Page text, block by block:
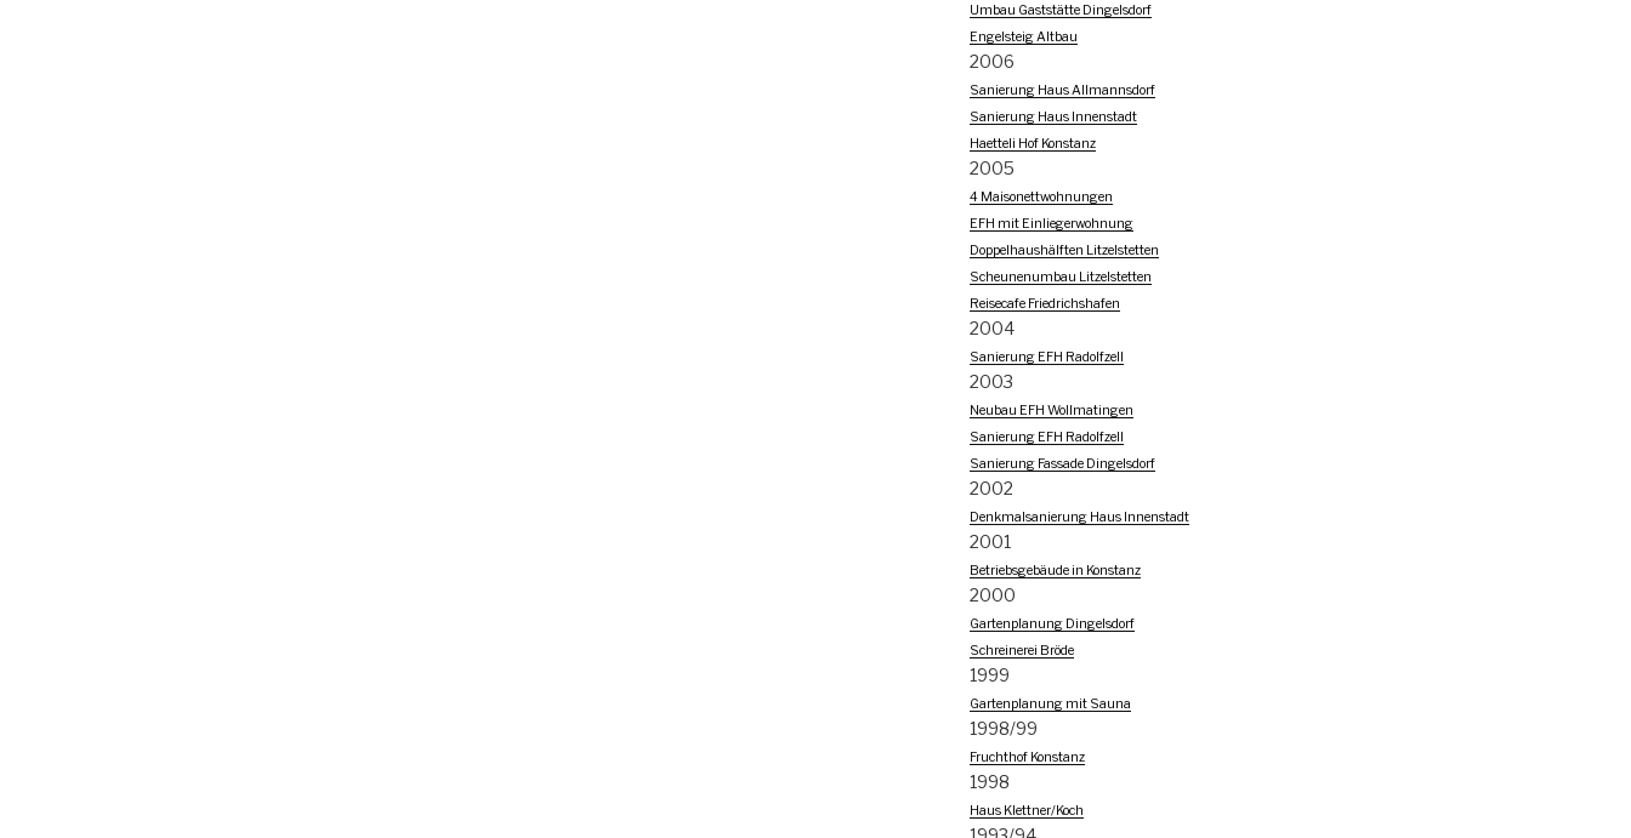
Umbau Gaststätte Dingelsdorf
Engelsteig Altbau
2006
Sanierung Haus Allmannsdorf
Sanierung Haus Innenstadt
Haetteli Hof Konstanz
2005
4 Maisonettwohnungen
EFH mit Einliegerwohnung
Doppelhaushälften Litzelstetten
Scheunenumbau Litzelstetten
Reisecafe Friedrichshafen
2004
Sanierung EFH Radolfzell
2003
Neubau EFH Wollmatingen
Sanierung EFH Radolfzell
Sanierung Fassade Dingelsdorf
2002
Denkmalsanierung Haus Innenstadt
2001
Betriebsgebäude in Konstanz
2000
Gartenplanung Dingelsdorf
Schreinerei Bröde
1999
Gartenplanung mit Sauna
1998/99
Fruchthof Konstanz
1998
Haus Klettner/Koch